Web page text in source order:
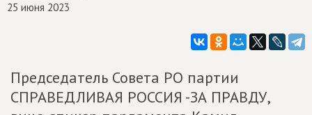
25 июня 2023
Председатель Совета РО партии
СПРАВЕДЛИВАЯ РОССИЯ -ЗА ПРАВДУ,